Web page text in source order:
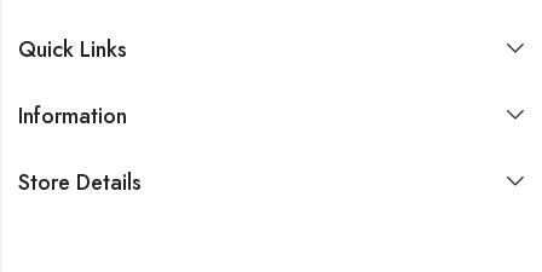
Quick Links
Information
Store Details